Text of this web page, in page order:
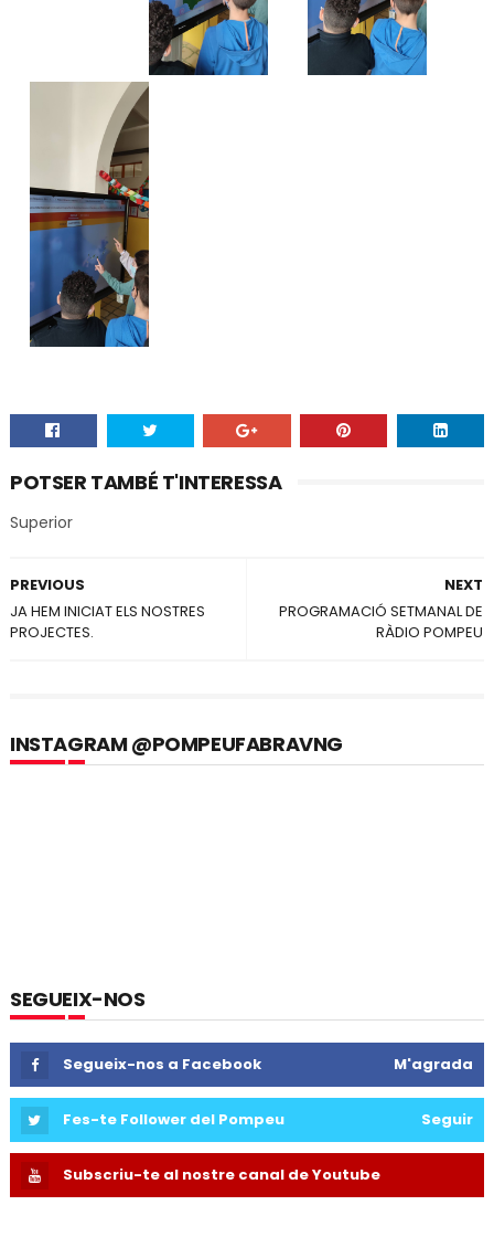
POTSER TAMBÉ T'INTERESSA
Superior
NEXT
PROGRAMACIÓ SETMANAL DE
RÀDIO POMPEU
PREVIOUS
JA HEM INICIAT ELS NOSTRES
PROJECTES.
INSTAGRAM @POMPEUFABRAVNG
SEGUEIX-NOS
Segueix-nos a Facebook M'agrada
Fes-te Follower del Pompeu Seguir
Subscriu-te al nostre canal de Youtube